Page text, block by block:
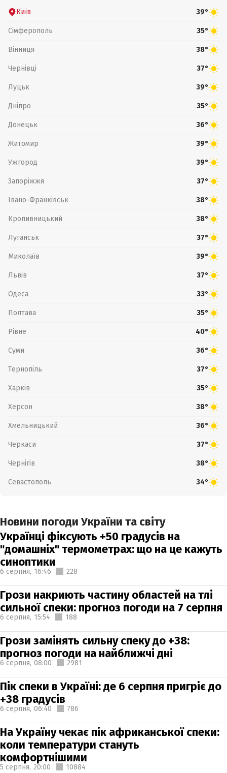
Київ 39°
Сімферополь 35°
Вінниця 38°
Чернівці 37°
Луцьк 39°
Дніпро 35°
Донецьк 36°
Житомир 39°
Ужгород 39°
Запоріжжя 37°
Івано-Франківськ 38°
Кропивницький 38°
Луганськ 37°
Миколаїв 39°
Львів 37°
Одеса 33°
Полтава 35°
Рівне 40°
Суми 36°
Тернопіль 37°
Харків 35°
Херсон 38°
Хмельницький 36°
Черкаси 37°
Чернігів 38°
Севастополь 34°
Новини погоди України та світу
Українці фіксують +50 градусів на
"домашніх" термометрах: що на це кажуть
синоптики
6 серпня, 16:46 228
Грози накриють частину областей на тлі
сильної спеки: прогноз погоди на 7 серпня
6 серпня, 15:54 188
Грози замінять сильну спеку до +38:
прогноз погоди на найближчі дні
6 серпня, 08:00 2981
Пік спеки в Україні: де 6 серпня пригріє до
+38 градусів
6 серпня, 06:40 786
На Україну чекає пік африканської спеки:
коли температури стануть
комфортнішими
5 серпня, 20:00 10884